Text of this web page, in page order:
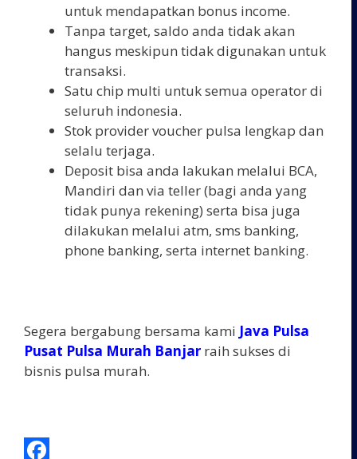
untuk mendapatkan bonus income.
Tanpa target, saldo anda tidak akan
hangus meskipun tidak digunakan untuk
transaksi.
Satu chip multi untuk semua operator di
seluruh indonesia.
Stok provider voucher pulsa lengkap dan
selalu terjaga.
Deposit bisa anda lakukan melalui BCA,
Mandiri dan via teller (bagi anda yang
tidak punya rekening) serta bisa juga
dilakukan melalui atm, sms banking,
phone banking, serta internet banking.
Segera bergabung bersama kami Java Pulsa
Pusat Pulsa Murah Banjar raih sukses di
bisnis pulsa murah.